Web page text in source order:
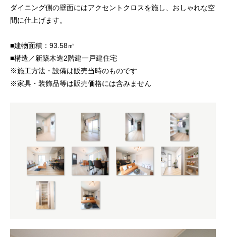
ダイニング側の壁面にはアクセントクロスを施し、おしゃれな空
間に仕上げます。
■建物面積：93.58㎡
■構造／新築木造2階建一戸建住宅
※施工方法・設備は販売当時のものです
※家具・装飾品等は販売価格には含みません